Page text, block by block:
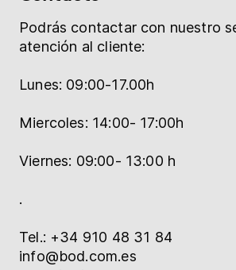
myBoD Proyecto nuevo
Podrás contactar con nuestro
atención al cliente:
Lunes: 09:00-17.00h
Miercoles: 14:00- 17:00h
Viernes: 09:00- 13:00 h
.
Tel.: +34 910 48 31 84
info@bod.com.es